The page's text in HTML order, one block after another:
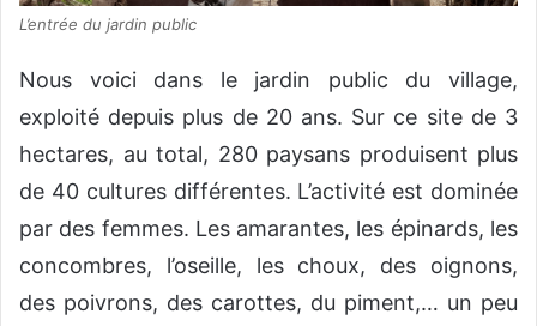
L’entrée du jardin public
Nous voici dans le jardin public du village,
exploité depuis plus de 20 ans. Sur ce site de 3
hectares, au total, 280 paysans produisent plus
de 40 cultures différentes. L’activité est dominée
par des femmes. Les amarantes, les épinards, les
concombres, l’oseille, les choux, des oignons,
des poivrons, des carottes, du piment,… un peu